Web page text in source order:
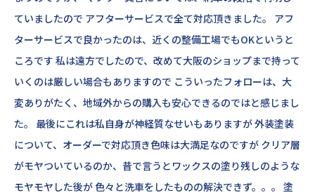
ていましたので アフターサービスで全て対応頂きました。 アフ
ターサービスで良かったのは、近くの整備工場でもOKというと
ころです 私は遠方でしたので、改めて大阪のショップまで持って
いくのは厳しい場合もありますので こういったフォローは、大
変ありがたく、地域外からの購入も安心できるのではと感じまし
た。 最後にこれは私自身が神経質なせいもありますが 外装塗装
について、オーダーで対応頂き色味は大満足なのですが クリア層
がモヤついているのか、昔で言うとワックスの塗り残しのような
モヤモヤした後が 色々と洗車をしたものの解決できず。。。 塗